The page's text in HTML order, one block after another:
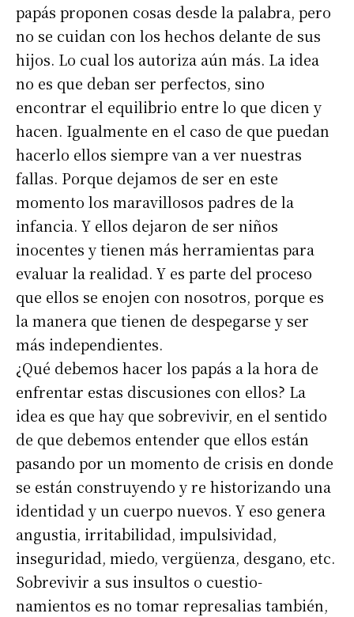
papás proponen cosas desde la palabra, pero
no se cuidan con los hechos delante de sus
hijos. Lo cual los autoriza aún más. La idea
no es que deban ser perfectos, sino
encontrar el equilibrio entre lo que dicen y
hacen. Igualmente en el caso de que puedan
hacerlo ellos siempre van a ver nuestras
fallas. Porque dejamos de ser en este
momento los maravillosos padres de la
infancia. Y ellos dejaron de ser niños
inocentes y tienen más herramientas para
evaluar la realidad. Y es parte del proceso
que ellos se enojen con nosotros, porque es
la manera que tienen de despegarse y ser
más independientes.
¿Qué debemos hacer los papás a la hora de
enfrentar estas discusiones con ellos? La
idea es que hay que sobrevivir, en el sentido
de que debemos entender que ellos están
pasando por un momento de crisis en donde
se están construyendo y re historizando una
identidad y un cuerpo nuevos. Y eso genera
angustia, irritabilidad, impulsividad,
inseguridad, miedo, vergüenza, desgano, etc.
Sobrevivir a sus insultos o cuestio-
namientos es no tomar represalias también,